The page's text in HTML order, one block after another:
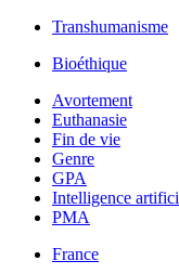
Transhumanisme
Bioéthique
Avortement
Euthanasie
Fin de vie
Genre
GPA
Intelligence
PMA
France